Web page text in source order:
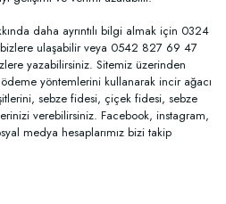
daha ayrıntılı bilgi almak için 0324
ulaşabilir veya 0542 827 69 47
yazabilirsiniz. Sitemiz üzerinden
yöntemlerini kullanarak incir ağacı
sebze fidesi, çiçek fidesi, sebze
verebilirsiniz. Facebook, instagram,
medya hesaplarımız bizi takip